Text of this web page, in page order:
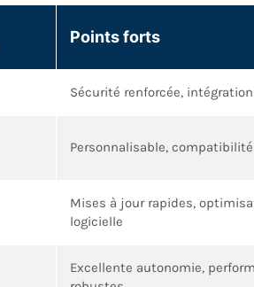
Points forts
Sécurité renforcée,
Personnalisable,
Mises à jour rapides,
logicielle
Excellente autonomie,